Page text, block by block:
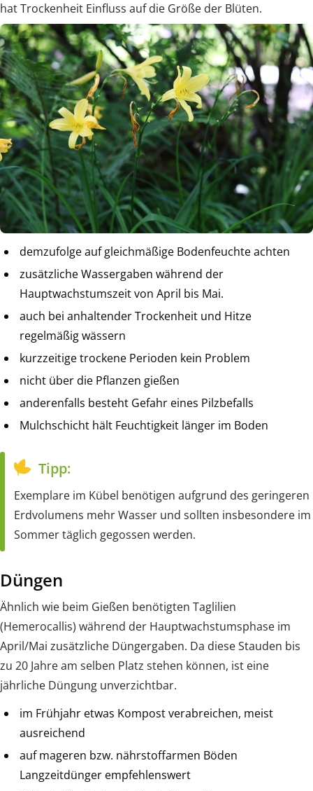
hat Trockenheit Einfluss auf die Größe der Blüten.
demzufolge auf gleichmäßige Bodenfeuchte achten
zusätzliche Wassergaben während der
Hauptwachstumszeit von April bis Mai.
auch bei anhaltender Trockenheit und Hitze
regelmäßig wässern
kurzzeitige trockene Perioden kein Problem
nicht über die Pflanzen gießen
anderenfalls besteht Gefahr eines Pilzbefalls
Mulchschicht hält Feuchtigkeit länger im Boden
Tipp:
Exemplare im Kübel benötigen aufgrund des geringeren
Erdvolumens mehr Wasser und sollten insbesondere im
Sommer täglich gegossen werden.
Düngen
Ähnlich wie beim Gießen benötigten Taglilien
(Hemerocallis) während der Hauptwachstumsphase im
April/Mai zusätzliche Düngergaben. Da diese Stauden bis
zu 20 Jahre am selben Platz stehen können, ist eine
jährliche Düngung unverzichtbar.
im Frühjahr etwas Kompost verabreichen, meist
ausreichend
auf mageren bzw. nährstoffarmen Böden
Langzeitdünger empfehlenswert